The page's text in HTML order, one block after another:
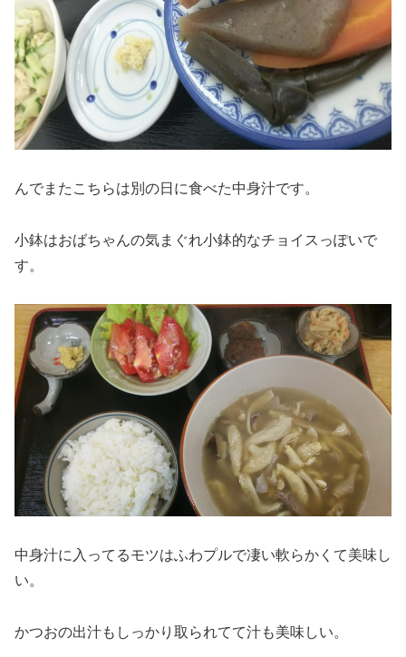
んでまたこちらは別の日に食べた中身汁です。
小鉢はおばちゃんの気まぐれ小鉢的なチョイスっぽいで
す。
中身汁に入ってるモツはふわプルで凄い軟らかくて美味し
い。
かつおの出汁もしっかり取られてて汁も美味しい。